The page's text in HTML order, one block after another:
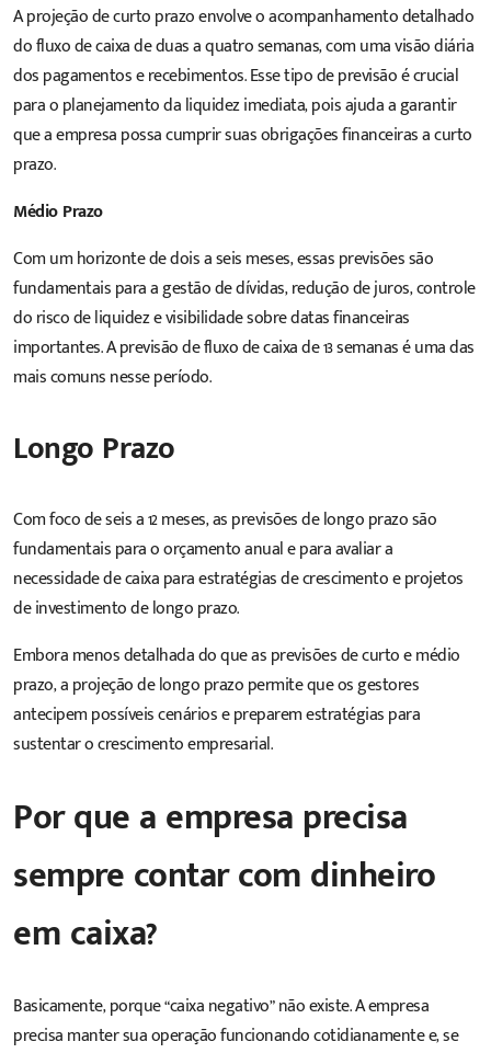
A projeção de curto prazo envolve o acompanhamento detalhado
do fluxo de caixa de duas a quatro semanas, com uma visão diária
dos pagamentos e recebimentos. Esse tipo de previsão é crucial
para o planejamento da liquidez imediata, pois ajuda a garantir
que a empresa possa cumprir suas obrigações financeiras a curto
prazo.
Médio Prazo
Com um horizonte de dois a seis meses, essas previsões são
fundamentais para a gestão de dívidas, redução de juros, controle
do risco de liquidez e visibilidade sobre datas financeiras
importantes. A previsão de fluxo de caixa de 13 semanas é uma das
mais comuns nesse período.
Longo Prazo
Com foco de seis a 12 meses, as previsões de longo prazo são
fundamentais para o orçamento anual e para avaliar a
necessidade de caixa para estratégias de crescimento e projetos
de investimento de longo prazo.
Embora menos detalhada do que as previsões de curto e médio
prazo, a projeção de longo prazo permite que os gestores
antecipem possíveis cenários e preparem estratégias para
sustentar o crescimento empresarial.
Por que a empresa precisa
sempre contar com dinheiro
em caixa?
Basicamente, porque “caixa negativo” não existe. A empresa
precisa manter sua operação funcionando cotidianamente e, se